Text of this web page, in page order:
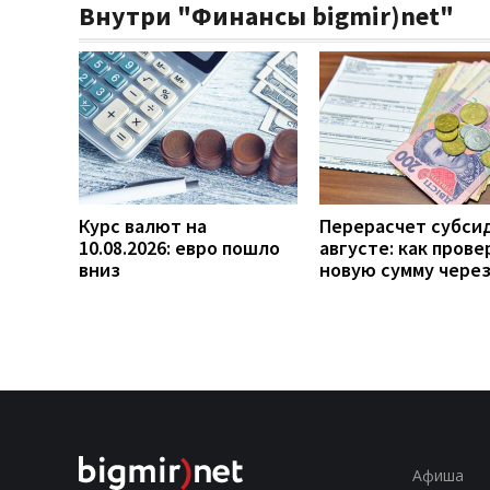
Внутри "Финансы bigmir)net"
Курс валют на
10.08.2026: евро пошло
вниз
Перерасчет
августе: как
новую сумму
Афиша